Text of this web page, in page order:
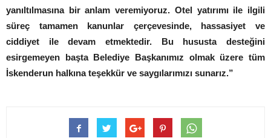
yanıltılmasına bir anlam veremiyoruz. Otel yatırımı ile ilgili
süreç tamamen kanunlar çerçevesinde, hassasiyet ve
ciddiyet ile devam etmektedir. Bu hususta desteğini
esirgemeyen başta Belediye Başkanımız olmak üzere tüm
İskenderun halkına teşekkür ve saygılarımızı sunarız.”